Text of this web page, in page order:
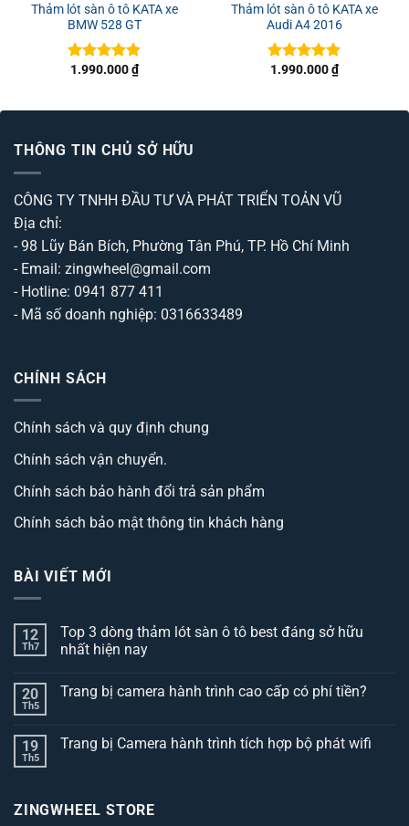
Thảm lót sàn ô tô KATA xe
BMW 528 GT
Được xếp
1.990.000₫
Thảm lót sàn ô tô KATA xe
Audi A4 2016
Được xếp
1.990.000₫
THÔNG TIN CHỦ SỞ HỮU
CÔNG TY TNHH ĐẦU TƯ VÀ PHÁT TRIỂN TOẢN VŨ
Địa chỉ:
- 98 Lũy Bán Bích, Phường Tân Phú, TP. Hồ Chí Minh
- Email: zingwheel@gmail.com
- Hotline: 0941 877 411
- Mã số doanh nghiệp: 0316633489
CHÍNH SÁCH
Chính sách và quy định chung
Chính sách vận chuyển.
Chính sách bảo hành đổi trả sản phẩm
Chính sách bảo mật thông tin khách hàng
BÀI VIẾT MỚI
12
Th7
Top 3 dòng thảm lót sàn ô tô best đáng sở hữu
nhất hiện nay
bình
3
dòng
tô
20
Th5
Trang bị camera hành trình cao cấp có phí tiền?
luận
hành
trình
19
Th5
Trang bị Camera hành trình tích hợp bộ phát wifi
ở
ZINGWHEEL STORE